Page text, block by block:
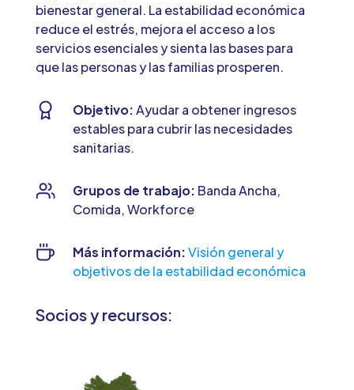
bienestar general. La estabilidad económica
reduce el estrés, mejora el acceso a los
servicios esenciales y sienta las bases para
que las personas y las familias prosperen.
Objetivo:Ayudar a obtener ingresos
estables para cubrir las necesidades
sanitarias.
Grupos de trabajo: Banda Ancha,
Comida, Workforce
Más información:Visión general y
objetivos de la estabilidad económica
Socios y recursos: